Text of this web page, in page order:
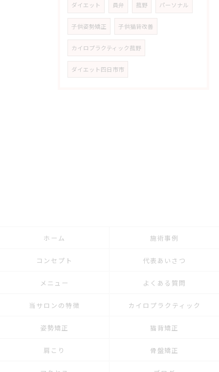
ダイエット 員弁 菰野 パーソナル
子供姿勢矯正 子供猫背改善
カイロプラクティック菰野
ダイエット四日市市
ホーム 施術事例
コンセプト 代表あいさつ
メニュー よくある質問
当サロンの特徴 カイロプラクティック
姿勢矯正 猫背矯正
肩こり 骨盤矯正